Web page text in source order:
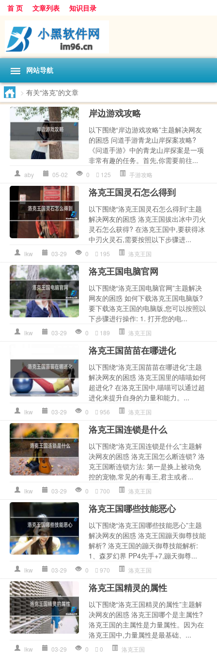
首 页 文章列表 知识目录
网站导航
> 有关“洛克”的文章
岸边游戏攻略
以下围绕“岸边游戏攻略”主题解决网友
的困惑 问道手游青龙山岸探案攻略?
《问道手游》中的青龙山岸探案是一项
非常有趣的任务。首先,你需要前往...
aby 05-02 0 125 手游攻略
洛克王国灵石怎么得到
以下围绕“洛克王国灵石怎么得到”主题
解决网友的困惑 洛克王国拔出冰中刃火
灵石怎么获得? 在洛克王国中,要获得冰
中刃火灵石,需要按照以下步骤进...
lkw 03-29 0 195 洛克王国
洛克王国电脑官网
以下围绕“洛克王国电脑官网”主题解决
网友的困惑 如何下载洛克王国电脑版?
要下载洛克王国的电脑版,您可以按照以
下步骤进行操作: 1. 打开您的电...
lkw 03-29 0 189 洛克王国
洛克王国苗苗在哪进化
以下围绕“洛克王国苗苗在哪进化”主题
解决网友的困惑 洛克王国里的喵喵如何
超进化? 在洛克王国中,喵喵可以通过超
进化来提升自身的力量和能力。...
lkw 03-29 0 956 洛克王国
洛克王国连锁是什么
以下围绕“洛克王国连锁是什么”主题解
决网友的困惑 洛克王国怎么断连锁? 洛
克王国断连锁方法: 第一是换上被动免
控的宠物,常见的有毒王,君主或者...
lkw 03-29 0 700 洛克王国
洛克王国哪些技能恶心
以下围绕“洛克王国哪些技能恶心”主题
解决网友的困惑 洛克王国蹦天御尊技能
解析? 洛克王国的蹦天御尊技能解析:
1、森罗幻界 PP4先手+7,蹦天御尊...
lkw 03-29 0 970 洛克王国
洛克王国精灵的属性
以下围绕“洛克王国精灵的属性”主题解
决网友的困惑 洛克王国哪个是主属性?
洛克王国的主属性是力量属性。因为在
洛克王国中,力量属性是最基础、...
lkw 03-29 0 0 洛克王国